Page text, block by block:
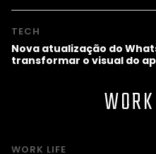
TECH
Nova atualização do
transformar o visual do
WORK LIFE